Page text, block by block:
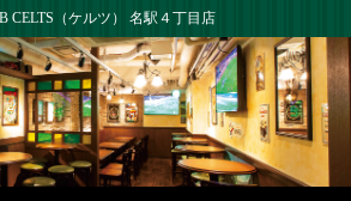
CELTS（ケルツ） 名駅４丁目店